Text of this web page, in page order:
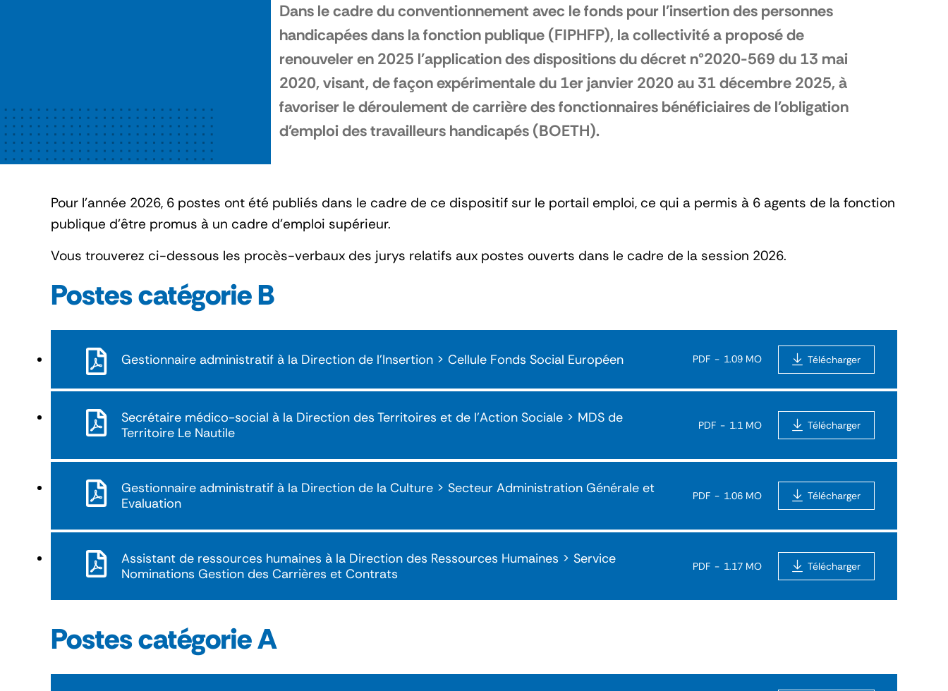
Dans le cadre du conventionnement avec le fonds pour l'insertion des personnes
handicapées dans la fonction publique (FIPHFP), la collectivité a proposé de
renouveler en 2025 l'application des dispositions du décret n°2020-569 du 13 mai
2020, visant, de façon expérimentale du 1er janvier 2020 au 31 décembre 2025, à
favoriser le déroulement de carrière des fonctionnaires bénéficiaires de l'obligation
d'emploi des travailleurs handicapés (BOETH).
Pour l'année 2026, 6 postes ont été publiés dans le cadre de ce dispositif sur le portail emploi, ce qui a permis à 6 agents de la fonction
publique d'être promus à un cadre d'emploi supérieur.
Vous trouverez ci-dessous les procès-verbaux des jurys relatifs aux postes ouverts dans le cadre de la session 2026.
Postes catégorie B
Gestionnaire administratif à la Direction de l'Insertion > Cellule Fonds Social Européen PDF 1.09 MO Télécharger
Secrétaire médico-social à la Direction des Territoires et de l'Action Sociale > MDS de
Territoire Le Nautile
PDF 1.1 MO Télécharger
Gestionnaire administratif à la Direction de la Culture > Secteur Administration Générale et
Evaluation
PDF 1.06 MO Télécharger
Assistant de ressources humaines à la Direction des Ressources Humaines > Service
Nominations Gestion des Carrières et Contrats
PDF 1.17 MO Télécharger
Postes catégorie A